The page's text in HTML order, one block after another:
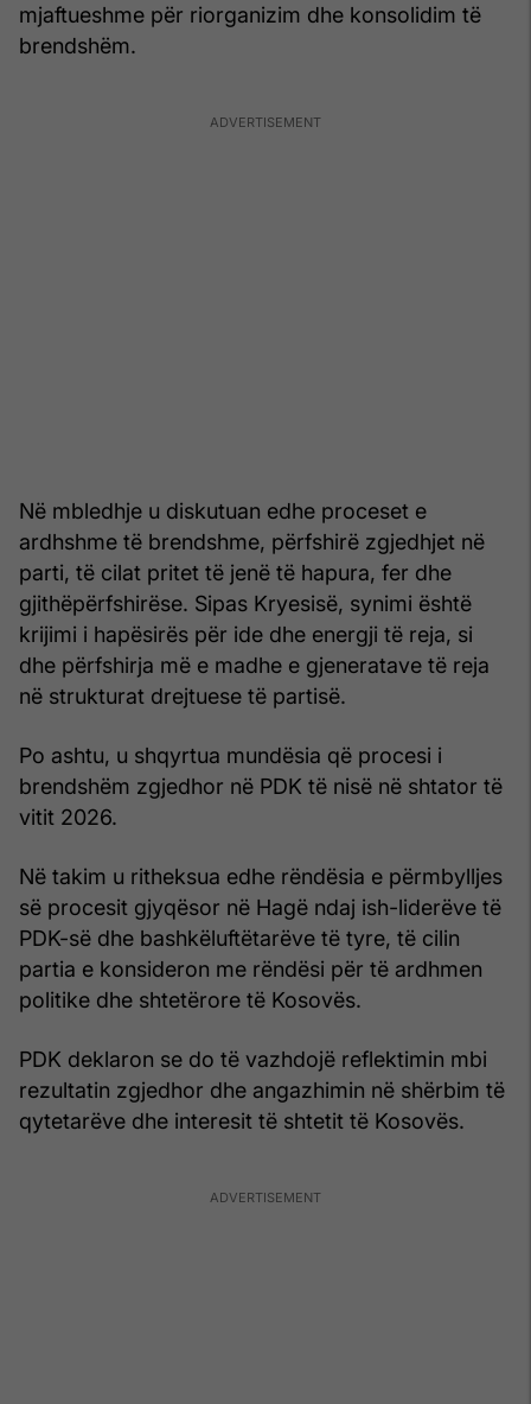
mjaftueshme për riorganizim dhe konsolidim të
brendshëm.
Në mbledhje u diskutuan edhe proceset e
ardhshme të brendshme, përfshirë zgjedhjet në
parti, të cilat pritet të jenë të hapura, fer dhe
gjithëpërfshirëse. Sipas Kryesisë, synimi është
krijimi i hapësirës për ide dhe energji të reja, si
dhe përfshirja më e madhe e gjeneratave të reja
në strukturat drejtuese të partisë.
Po ashtu, u shqyrtua mundësia që procesi i
brendshëm zgjedhor në PDK të nisë në shtator të
vitit 2026.
Në takim u ritheksua edhe rëndësia e përmbylljes
së procesit gjyqësor në Hagë ndaj ish-liderëve të
PDK-së dhe bashkëluftëtarëve të tyre, të cilin
partia e konsideron me rëndësi për të ardhmen
politike dhe shtetërore të Kosovës.
PDK deklaron se do të vazhdojë reflektimin mbi
rezultatin zgjedhor dhe angazhimin në shërbim të
qytetarëve dhe interesit të shtetit të Kosovës.